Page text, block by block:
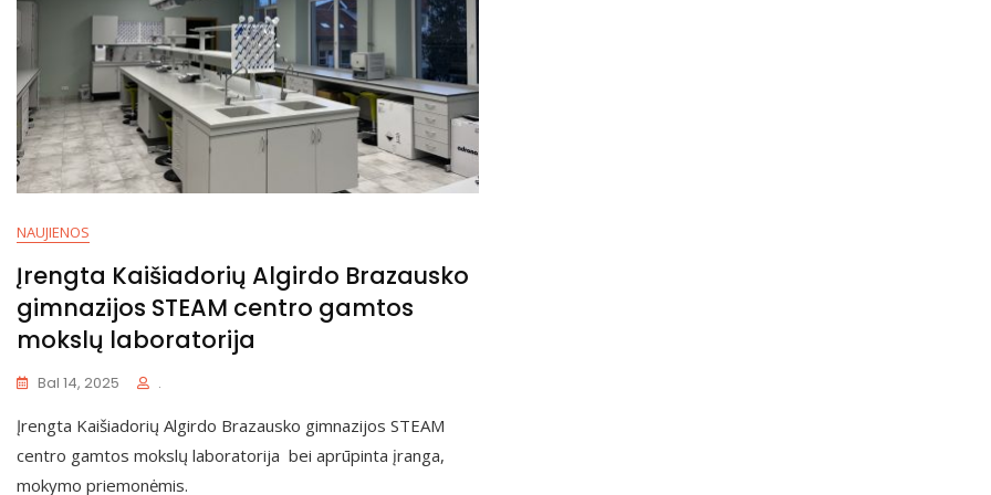
NAUJIENOS
Įrengta Kaišiadorių Algirdo Brazausko
gimnazijos STEAM centro gamtos
mokslų laboratorija
Bal 14, 2025 .
Įrengta Kaišiadorių Algirdo Brazausko gimnazijos STEAM
centro gamtos mokslų laboratorija bei aprūpinta įranga,
mokymo priemonėmis.